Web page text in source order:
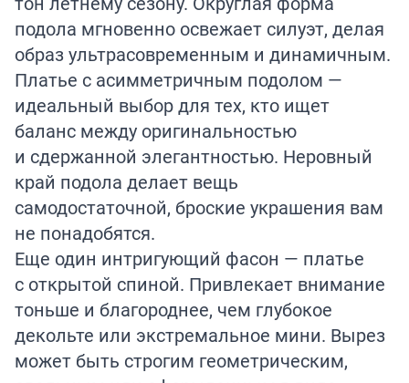
подола мгновенно освежает силуэт, делая
образ ультрасовременным и динамичным.
Платье с асимметричным подолом —
идеальный выбор для тех, кто ищет
баланс между оригинальностью
и сдержанной элегантностью. Неровный
край подола делает вещь
самодостаточной, броские украшения вам
не понадобятся.
Еще один интригующий фасон — платье
с открытой спиной. Привлекает внимание
тоньше и благороднее, чем глубокое
декольте или экстремальное мини. Вырез
может быть строгим геометрическим,